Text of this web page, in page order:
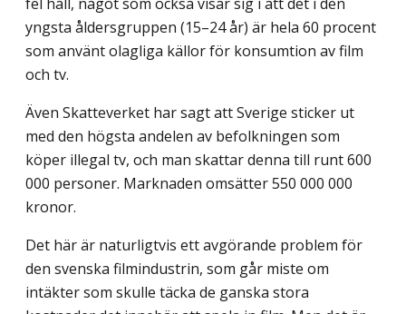
yngsta åldersgruppen (15–24 år) är hela 60 procent
som använt olagliga källor för konsumtion av film
och tv.
Även Skatteverket har sagt att Sverige sticker ut
med den högsta andelen av befolkningen som
köper illegal tv, och man skattar denna till runt 600
000 personer. Marknaden omsätter 550 000 000
kronor.
Det här är naturligtvis ett avgörande problem för
den svenska filmindustrin, som går miste om
intäkter som skulle täcka de ganska stora